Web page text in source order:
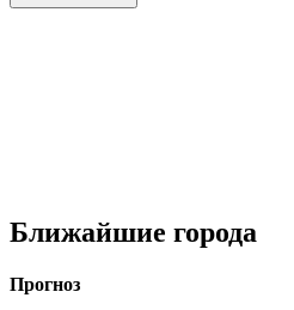
Ближайшие города
Прогноз